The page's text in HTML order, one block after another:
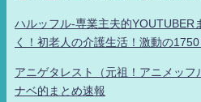
ハルッフル-専業主夫的YOUTUBER
く！初老人の介護生活！激動の1750
アニゲタレスト（元祖！アニメッ
ナベ的まとめ速報